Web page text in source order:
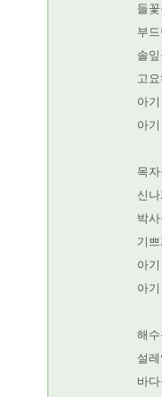
들
부
솔
고
아
아
목
신
박
기
아
아
해
설
바